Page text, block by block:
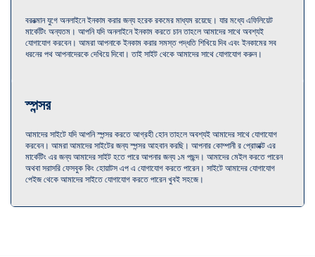
বররত্মান যুগে অনলাইনে ইনকাম করার জন্য হরেক রকমের মাধ্যম রয়েছে। যার মধ্যে এফিলিয়েট
মার্কেটিং অন্যতম। আপনি যদি অনলাইনে ইনকাম করতে চান তাহলে আমাদের সাথে অবশ্যই
যোগাযোগ করবেন। আমরা আপনাকে ইনকাম করার সমস্ত পদ্ধতি শিখিয়ে দিব এবং ইনকামের সব
ধরনের পথ আপনাদেরকে দেখিয়ে দিবো। তাই সাইট থেকে আমাদের সাথে যোগাযোগ করুন।
স্পন্সর
আমাদের সাইটে যদি আপনি স্পন্সর করতে আগ্রহী হোন তাহলে অবশ্যই আমাদের সাথে যোগাযোগ
করবেন। আমরা আমাদের সাইটের জন্য স্পন্সর আহবান করছি। আপনার কোম্পানী র প্রোডাক্ট এর
মার্কেটিং এর জন্য আমাদের সাইট হতে পারে আপনার জন্য ১ম পছন্দ। আমাদের মেইল করতে পারেন
অথবা সরাসরি ফেসবুক কিং হোয়াটস এপ এ যোগাযোগ করতে পারেন। সাইটে আমাদের যোগাযোগ
পেইজ থেকে আমাদের সাইতে যোগাযোগ করতে পারেন খুবই সহজে।